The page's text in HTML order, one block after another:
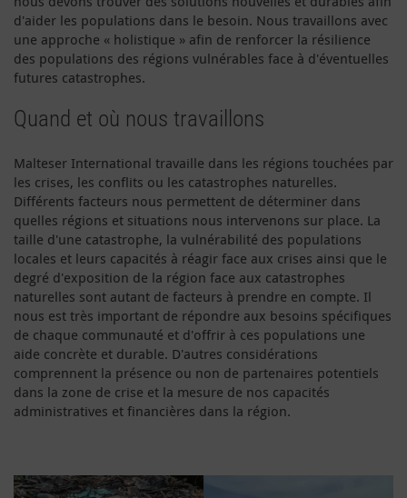
d'aider les populations dans le besoin. Nous travaillons avec
une approche « holistique » afin de renforcer la résilience
des populations des régions vulnérables face à d'éventuelles
futures catastrophes.
Quand et où nous travaillons
Malteser International travaille dans les régions touchées par
les crises, les conflits ou les catastrophes naturelles.
Différents facteurs nous permettent de déterminer dans
quelles régions et situations nous intervenons sur place. La
taille d'une catastrophe, la vulnérabilité des populations
locales et leurs capacités à réagir face aux crises ainsi que le
degré d'exposition de la région face aux catastrophes
naturelles sont autant de facteurs à prendre en compte. Il
nous est très important de répondre aux besoins spécifiques
de chaque communauté et d'offrir à ces populations une
aide concrète et durable. D'autres considérations
comprennent la présence ou non de partenaires potentiels
dans la zone de crise et la mesure de nos capacités
administratives et financières dans la région.